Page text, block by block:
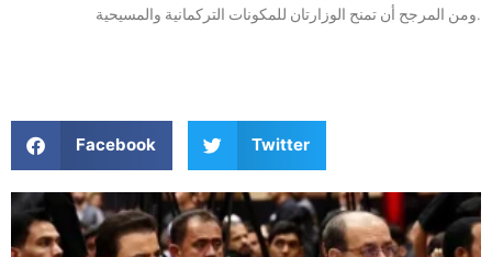
ومن المرجح أن تمنح الوزارتان للمكونات التركمانية والمسيحية.
Facebook Twitter